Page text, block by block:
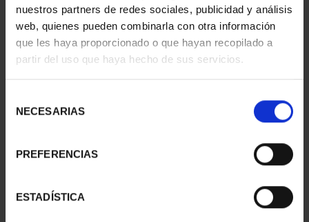
nuestros partners de redes sociales, publicidad y análisis
web, quienes pueden combinarla con otra información
que les haya proporcionado o que hayan recopilado a
partir del uso que haya hecho de sus servicios.
NECESARIAS
PREFERENCIAS
ESTADÍSTICA
WORLD HERITAGE
WORLD HERITAGE
CITIES II - SALAMANCA